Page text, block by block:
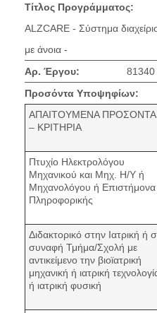
Τίτλος Προγράμματος:
ALZCARE - Σύστημα
με άνοια -
Αρ. Έργου:
81340
Προσόντα Υποψηφίων:
ΑΠΑΙΤΟΥΜΕΝΑ ΠΡΟΣΟΝΤΑ
– ΚΡΙΤΗΡΙΑ
Πτυχίο Ηλεκτρολόγου
Μηχανικού και Μηχ. Η/Υ ή
Μηχανολόγου ή Επιστήμονα
Πληροφορικής
Διδακτορικό στην Ιατρική ή
συναφή Τμήμα/Σχολή με
αντικείμενο την βιοϊατρική
μηχανική ή ιατρική
ή ιατρική φυσική